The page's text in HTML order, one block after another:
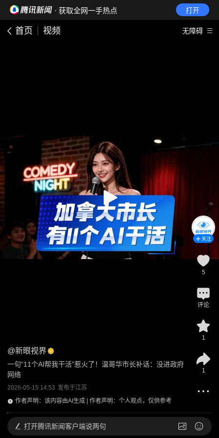
· 获取全网一手热点 打开
首页 视频 无障碍
@新眼视界
一句“11个AI帮我干活”惹火了！温哥华市长补话：没进政府
网络
2026-05-15 14:53 发布于江苏
作者声明：该内容由AI生成 | 作者声明：个人观点，仅供参考
关注
5
评论
1
1
打开腾讯新闻客户端说两句